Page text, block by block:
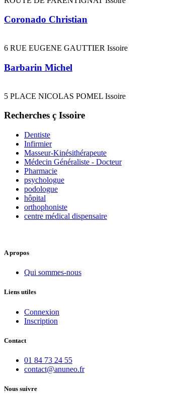
Coronado Christian
6 RUE EUGENE GAUTTIER Issoire
Barbarin Michel
5 PLACE NICOLAS POMEL Issoire
Recherches ç Issoire
Dentiste
Infirmier
Masseur-Kinésithérapeute
Médecin Généraliste - Docteur
Pharmacie
psychologue
podologue
hôpital
orthophoniste
centre médical dispensaire
A propos
Qui sommes-nous
Liens utiles
Connexion
Inscription
Contact
01 84 73 24 55
contact@anuneo.fr
Nous suivre